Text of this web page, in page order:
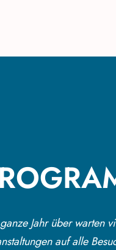
Jahr über warten
auf alle